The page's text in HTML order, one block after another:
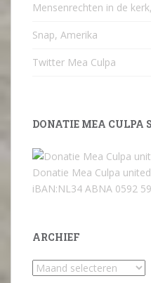
Mensenrechten in de
Snap, Amerika
Twitter Mea Culpa
DONATIE MEA CULPA
Donatie Mea Culpa united
iBAN:NL34 ABNA 0592
ARCHIEF
Archief